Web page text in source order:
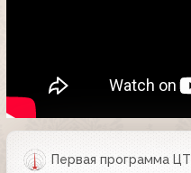
Первая программа ЦТ